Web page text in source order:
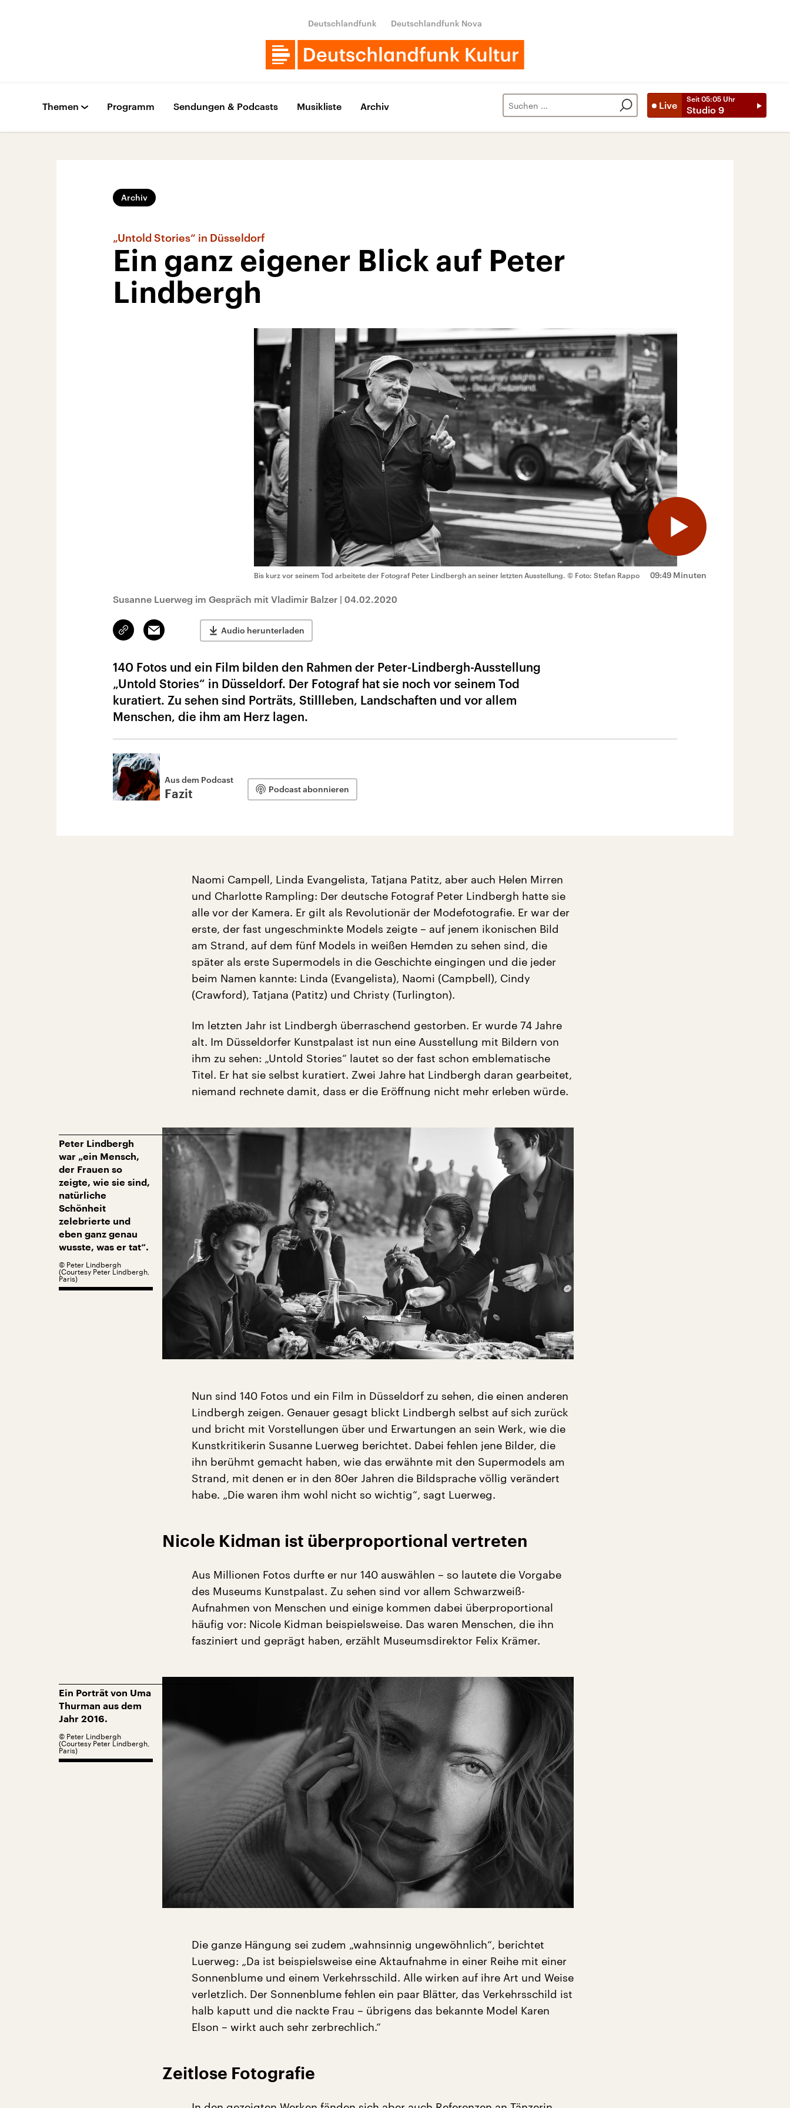
Deutschlandfunk Deutschlandfunk Nova
Live
Seit 05:05 Uhr
Studio 9
Themen Programm Sendungen & Podcasts Musikliste Archiv
Archiv
„Untold Stories“ in Düsseldorf
Ein ganz eigener Blick auf Peter
Lindbergh
09:49 Minuten
Bis kurz vor seinem Tod arbeitete der Fotograf Peter Lindbergh an seiner letzten Ausstellung. © Foto: Stefan Rappo
Susanne Luerweg im Gespräch mit Vladimir Balzer | 04.02.2020
Link
kopieren/teilen
Email Audio herunterladen
140 Fotos und ein Film bilden den Rahmen der Peter-Lindbergh-Ausstellung
„Untold Stories“ in Düsseldorf. Der Fotograf hat sie noch vor seinem Tod
kuratiert. Zu sehen sind Porträts, Stillleben, Landschaften und vor allem
Menschen, die ihm am Herz lagen.
Aus dem Podcast
Fazit Podcast abonnieren
Naomi Campell, Linda Evangelista, Tatjana Patitz, aber auch Helen Mirren
und Charlotte Rampling: Der deutsche Fotograf Peter Lindbergh hatte sie
alle vor der Kamera. Er gilt als Revolutionär der Modefotografie. Er war der
erste, der fast ungeschminkte Models zeigte – auf jenem ikonischen Bild
am Strand, auf dem fünf Models in weißen Hemden zu sehen sind, die
später als erste Supermodels in die Geschichte eingingen und die jeder
beim Namen kannte: Linda (Evangelista), Naomi (Campbell), Cindy
(Crawford), Tatjana (Patitz) und Christy (Turlington).
Im letzten Jahr ist Lindbergh überraschend gestorben. Er wurde 74 Jahre
alt. Im Düsseldorfer Kunstpalast ist nun eine Ausstellung mit Bildern von
ihm zu sehen: „Untold Stories“ lautet so der fast schon emblematische
Titel. Er hat sie selbst kuratiert. Zwei Jahre hat Lindbergh daran gearbeitet,
niemand rechnete damit, dass er die Eröffnung nicht mehr erleben würde.
Peter Lindbergh
war „ein Mensch,
der Frauen so
zeigte, wie sie sind,
natürliche
Schönheit
zelebrierte und
eben ganz genau
wusste, was er tat“.
© Peter Lindbergh
(Courtesy Peter Lindbergh,
Paris)
Nun sind 140 Fotos und ein Film in Düsseldorf zu sehen, die einen anderen
Lindbergh zeigen. Genauer gesagt blickt Lindbergh selbst auf sich zurück
und bricht mit Vorstellungen über und Erwartungen an sein Werk, wie die
Kunstkritikerin Susanne Luerweg berichtet. Dabei fehlen jene Bilder, die
ihn berühmt gemacht haben, wie das erwähnte mit den Supermodels am
Strand, mit denen er in den 80er Jahren die Bildsprache völlig verändert
habe. „Die waren ihm wohl nicht so wichtig“, sagt Luerweg.
Nicole Kidman ist überproportional vertreten
Aus Millionen Fotos durfte er nur 140 auswählen – so lautete die Vorgabe
des Museums Kunstpalast. Zu sehen sind vor allem Schwarzweiß-
Aufnahmen von Menschen und einige kommen dabei überproportional
häufig vor: Nicole Kidman beispielsweise. Das waren Menschen, die ihn
fasziniert und geprägt haben, erzählt Museumsdirektor Felix Krämer.
Ein Porträt von Uma
Thurman aus dem
Jahr 2016.
© Peter Lindbergh
(Courtesy Peter Lindbergh,
Paris)
Die ganze Hängung sei zudem „wahnsinnig ungewöhnlich“, berichtet
Luerweg: „Da ist beispielsweise eine Aktaufnahme in einer Reihe mit einer
Sonnenblume und einem Verkehrsschild. Alle wirken auf ihre Art und Weise
verletzlich. Der Sonnenblume fehlen ein paar Blätter, das Verkehrsschild ist
halb kaputt und die nackte Frau – übrigens das bekannte Model Karen
Elson – wirkt auch sehr zerbrechlich.“
Zeitlose Fotografie